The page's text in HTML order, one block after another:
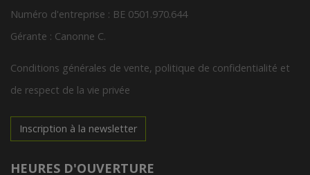
Numéro d'entreprise : BE 0501.970.644
Gérante : Canonne C.
Conditions générales de vente, politique de confidentialité et
de respect de la vie privée
Inscription à la newsletter
HEURES D'OUVERTURE